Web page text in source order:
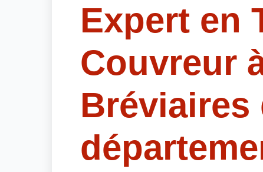
Expert en
Couvreur
Bréviaires